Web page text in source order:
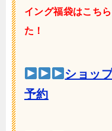
イング福袋はこち
た！
ショッ
予約